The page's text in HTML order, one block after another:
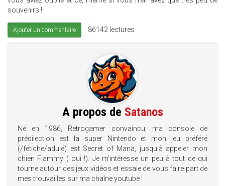
souvenirs !
Ajouter un commentaire 86142 lectures
A propos de Satanos
Né en 1986, Retrogamer convaincu, ma console de
prédilection est la super Nintendo et mon jeu préféré
(/fétiche/adulé) est Secret of Mana, jusqu'à appeler mon
chien Flammy ( oui !). Je m'intéresse un peu à tout ce qui
tourne autour des jeux vidéos et essaie de vous faire part de
mes trouvailles sur ma chaîne youtube !